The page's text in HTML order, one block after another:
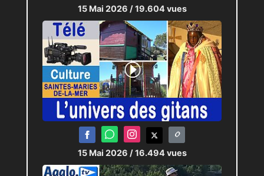
15 Mai 2026 / 19.604 vues
15 Mai 2026 / 16.494 vues